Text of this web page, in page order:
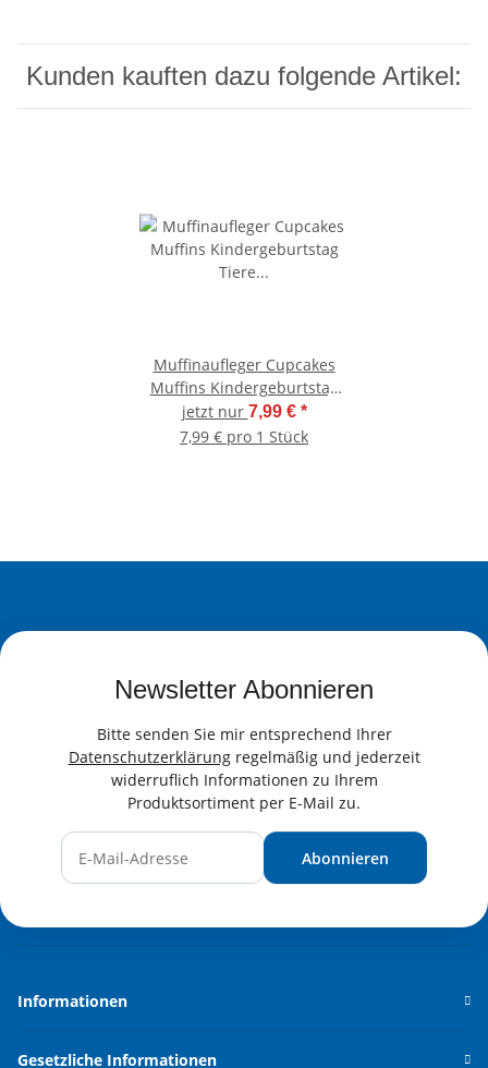
Kunden kauften dazu folgende Artikel:
Muffinaufleger Cupcakes
Muffins Kindergeburtstag
Tiere Elefant EF01
(Zuckerpapier)
jetzt nur 7,99 € *
7,99 € pro 1 Stück
Newsletter Abonnieren
Bitte senden Sie mir entsprechend Ihrer
Datenschutzerklärungregelmäßig und jederzeit
widerruflich Informationen zu Ihrem
Produktsortiment per E-Mail zu.
Abonnieren
Informationen
Gesetzliche Informationen